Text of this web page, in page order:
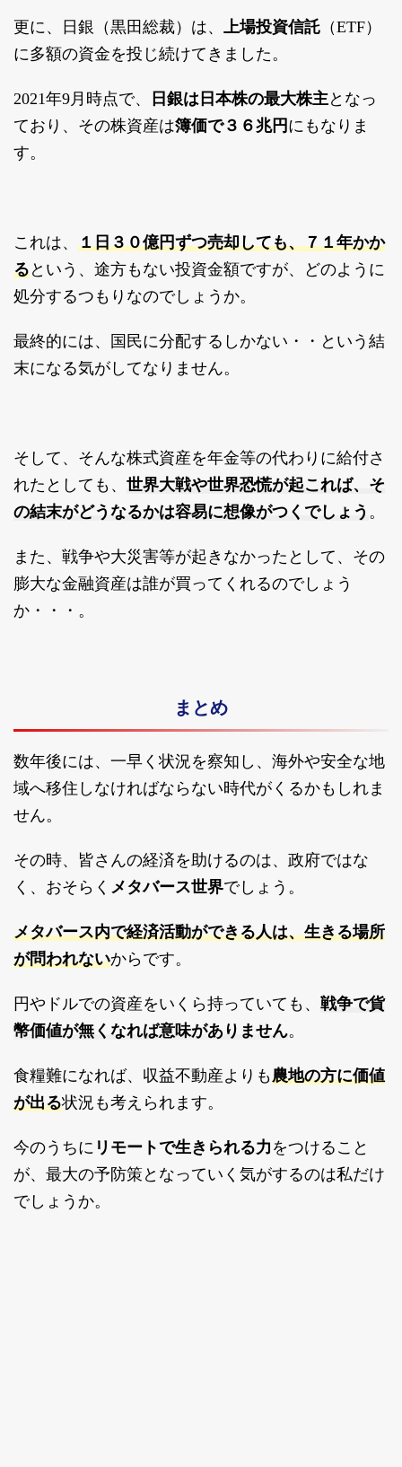
更に、日銀（黒田総裁）は、 上場投資信託 （ETF）
に多額の資金を投じ続けてきました。
2021年9月時点で、 日銀は日本株の最大株主となっ
ており、その株資産は簿価で３６兆円 にもなりま
す。
これは、 １日３０億円ずつ売却しても、７１年かか
るという、途方もない投資金額ですが、どのように
処分するつもりなのでしょうか。
最終的には、国民に分配するしかない・・という結
末になる気がしてなりません。
そして、そんな株式資産を年金等の代わりに給付さ
れたとしても、 世界大戦や世界恐慌が起これば、そ
の結末がどうなるかは容易に想像がつくでしょう 。
また、戦争や大災害等が起きなかったとして、その
膨大な金融資産は誰が買ってくれるのでしょう
か・・・。
まとめ
数年後には、一早く状況を察知し、海外や安全な地
域へ移住しなければならない時代がくるかもしれま
せん。
その時、皆さんの経済を助けるのは、政府ではな
く、おそらく メタバース世界でしょう。
メタバース内で経済活動ができる人は、生きる場所
が問われないからです。
円やドルでの資産をいくら持っていても、 戦争で貨
幣価値が無くなれば意味がありません。
食糧難になれば、収益不動産よりも農地の方に価値
が出る状況も考えられます。
今のうちに リモートで生きられる力 をつけること
が、最大の予防策となっていく気がするのは私だけ
でしょうか。